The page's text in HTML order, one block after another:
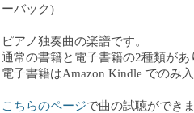
ーバック)
ピアノ独奏曲の楽譜です。
通常の書籍と電子書籍の2種類があ
電子書籍はAmazon Kindle でのみ
こちらのページで曲の試聴ができ